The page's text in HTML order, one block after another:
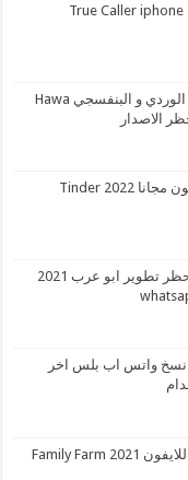
تحميل واتساب حواء الاحمر و الوردي و البنفسجي Hawa
تحميل برنامج تيندر بلس للايفون مجانا 2022 Tinder
تحميل واتساب الذهبي ضد الحظر تطوير ابو عرب 2021
ابو صدام الرفاعي – تحميل 4 نسخ واتس اب بلس اخر
تحميل لعبة المزرعة السعيدة للايفون 2021 Family Farm